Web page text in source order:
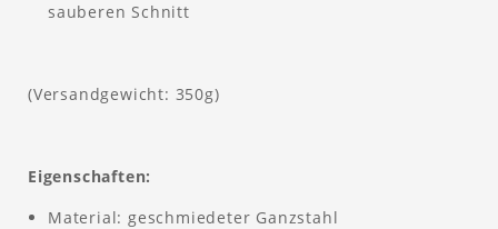
sauberen Schnitt
(Versandgewicht: 350g)
Eigenschaften:
Material: geschmiedeter Ganzstahl